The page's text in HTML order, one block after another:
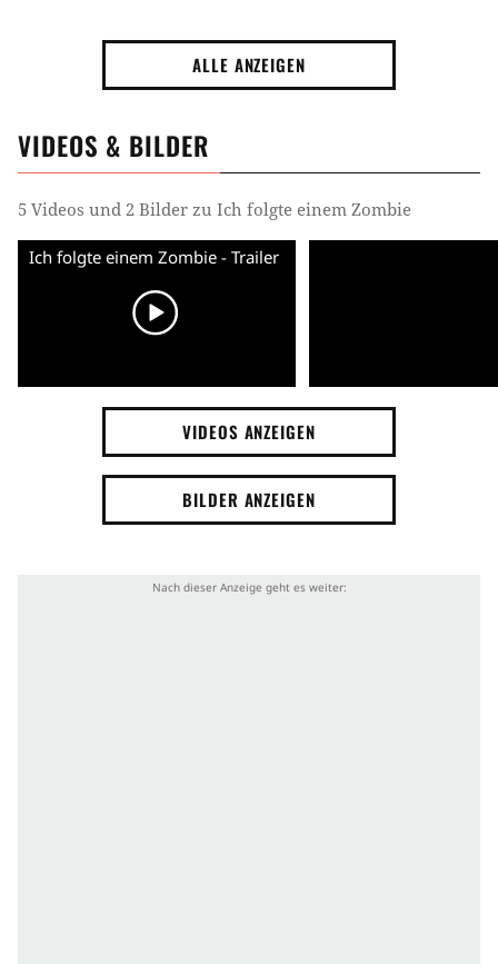
ALLE ANZEIGEN
VIDEOS & BILDER
5 Videos und 2 Bilder zu Ich folgte einem Zombie
Ich folgte einem Zombie - Trailer
VIDEOS ANZEIGEN
BILDER ANZEIGEN